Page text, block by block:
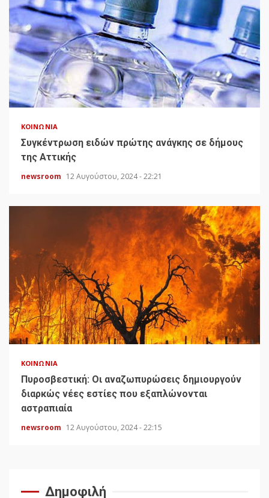
ΚΟΙΝΩΝΊΑ
Συγκέντρωση ειδών πρώτης ανάγκης σε δήμους
της Αττικής
newsroom 12 Αυγούστου, 2024 - 22:21
ΚΟΙΝΩΝΊΑ
Πυροσβεστική: Οι αναζωπυρώσεις δημιουργούν
διαρκώς νέες εστίες που εξαπλώνονται
αστραπιαία
newsroom 12 Αυγούστου, 2024 - 22:15
Δημοφιλή